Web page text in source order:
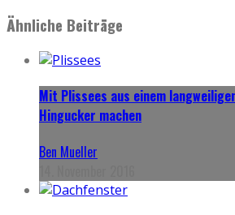
Ähnliche Beiträge
Mit Plissees aus einem
Hingucker machen
Ben Mueller